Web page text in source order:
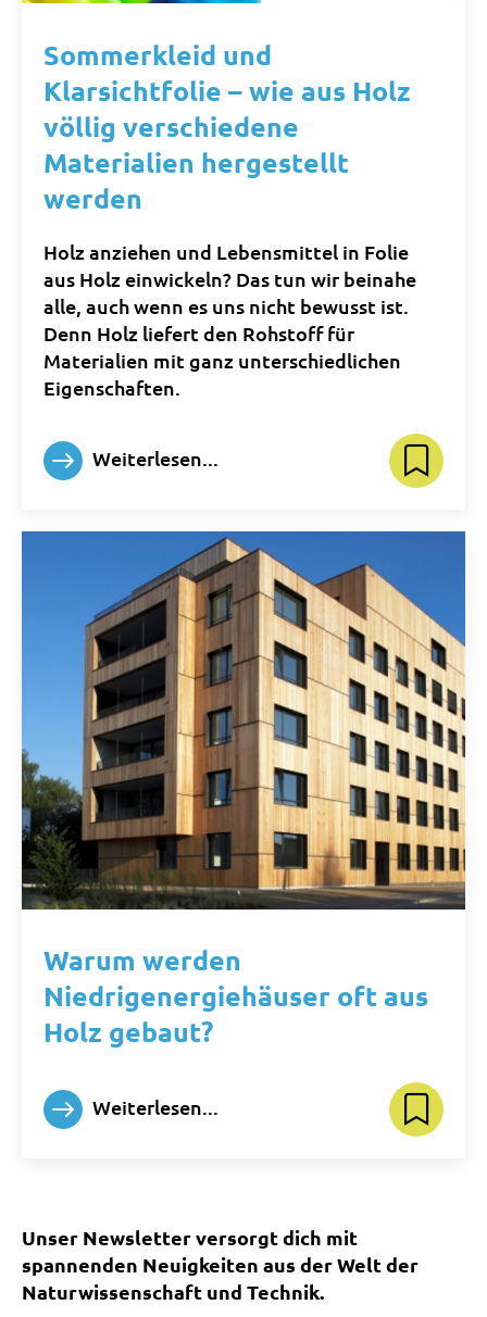
Sommerkleid und
Klarsichtfolie – wie aus Holz
völlig verschiedene
Materialien hergestellt
werden
Holz anziehen und Lebensmittel in Folie
aus Holz einwickeln? Das tun wir beinahe
alle, auch wenn es uns nicht bewusst ist.
Denn Holz liefert den Rohstoff für
Materialien mit ganz unterschiedlichen
Eigenschaften.
Weiterlesen...
Warum werden
Niedrigenergiehäuser oft aus
Holz gebaut?
Weiterlesen...
Unser Newsletter versorgt dich mit
spannenden Neuigkeiten aus der Welt der
Naturwissenschaft und Technik.